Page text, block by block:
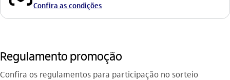
Confira as condições
Regulamento promoção
Confira os regulamentos para participação no sorteio